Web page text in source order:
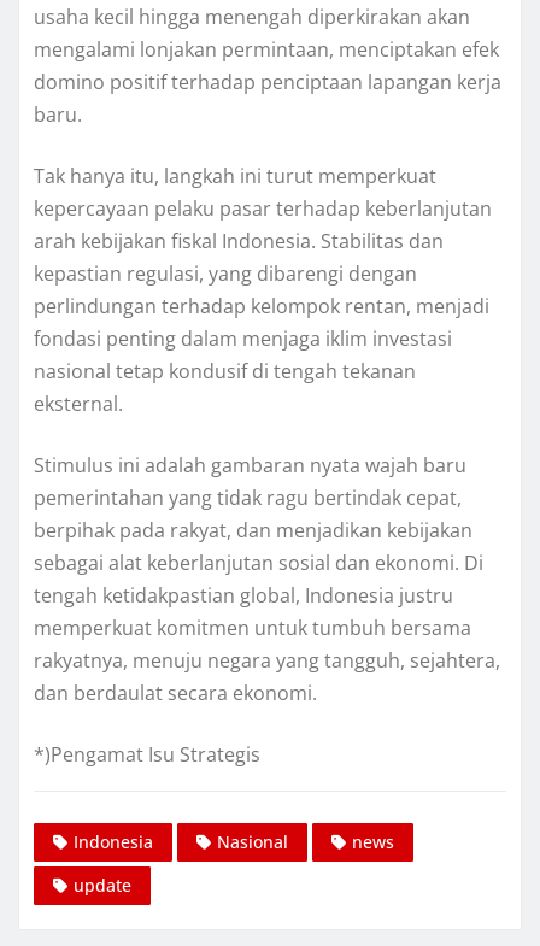
usaha kecil hingga menengah diperkirakan akan
mengalami lonjakan permintaan, menciptakan efek
domino positif terhadap penciptaan lapangan kerja
baru.
Tak hanya itu, langkah ini turut memperkuat
kepercayaan pelaku pasar terhadap keberlanjutan
arah kebijakan fiskal Indonesia. Stabilitas dan
kepastian regulasi, yang dibarengi dengan
perlindungan terhadap kelompok rentan, menjadi
fondasi penting dalam menjaga iklim investasi
nasional tetap kondusif di tengah tekanan
eksternal.
Stimulus ini adalah gambaran nyata wajah baru
pemerintahan yang tidak ragu bertindak cepat,
berpihak pada rakyat, dan menjadikan kebijakan
sebagai alat keberlanjutan sosial dan ekonomi. Di
tengah ketidakpastian global, Indonesia justru
memperkuat komitmen untuk tumbuh bersama
rakyatnya, menuju negara yang tangguh, sejahtera,
dan berdaulat secara ekonomi.
*)Pengamat Isu Strategis
Indonesia Nasional
news
update